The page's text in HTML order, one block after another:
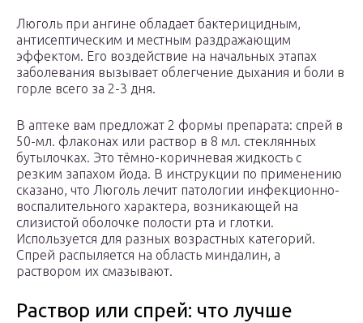
Люголь при ангине обладает бактерицидным,
антисептическим и местным раздражающим
эффектом. Его воздействие на начальных этапах
заболевания вызывает облегчение дыхания и боли в
горле всего за 2-3 дня.
В аптеке вам предложат 2 формы препарата: спрей в
50-мл. флаконах или раствор в 8 мл. стеклянных
бутылочках. Это тёмно-коричневая жидкость с
резким запахом йода. В инструкции по применению
сказано, что Люголь лечит патологии инфекционно-
воспалительного характера, возникающей на
слизистой оболочке полости рта и глотки.
Используется для разных возрастных категорий.
Спрей распыляется на область миндалин, а
раствором их смазывают.
Раствор или спрей: что лучше